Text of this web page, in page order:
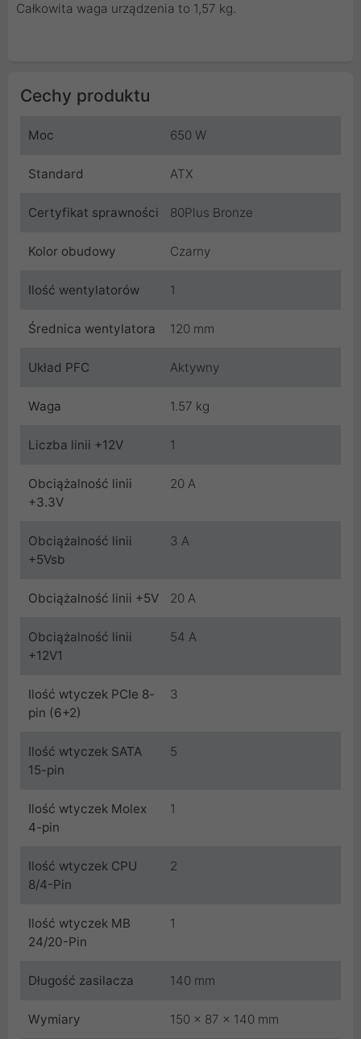
Całkowita waga urządzenia to 1,57 kg.
Cechy produktu
Moc 650 W
Standard ATX
Certyfikat sprawności 80Plus Bronze
Kolor obudowy Czarny
Ilość wentylatorów 1
Średnica wentylatora 120 mm
Układ PFC Aktywny
Waga 1.57 kg
Liczba linii +12V 1
Obciążalność linii
+3.3V
20 A
Obciążalność linii
+5Vsb
3 A
Obciążalność linii +5V 20 A
Obciążalność linii
+12V1
54 A
Ilość wtyczek PCIe 8-
pin (6+2)
3
Ilość wtyczek SATA
15-pin
5
Ilość wtyczek Molex
4-pin
1
Ilość wtyczek CPU
8/4-Pin
2
Ilość wtyczek MB
24/20-Pin
1
Długość zasilacza 140 mm
Wymiary 150 x 87 x 140 mm